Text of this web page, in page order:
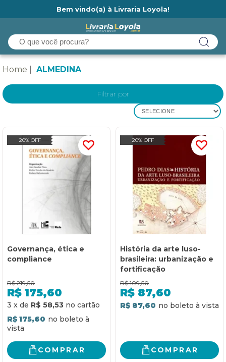
Bem vindo(a) à Livraria Loyola!
Home ALMEDINA
Filtrar por
SELECIONE
20% OFF
Governança, ética e
compliance
R$ 219,50
R$ 175,60
3 x de R$ 58,53
R$ 175,60
COMPRAR
20% OFF
História da arte luso-
brasileira: urbanização e
fortificação
R$ 109,50
R$ 87,60
R$ 87,60
COMPRAR